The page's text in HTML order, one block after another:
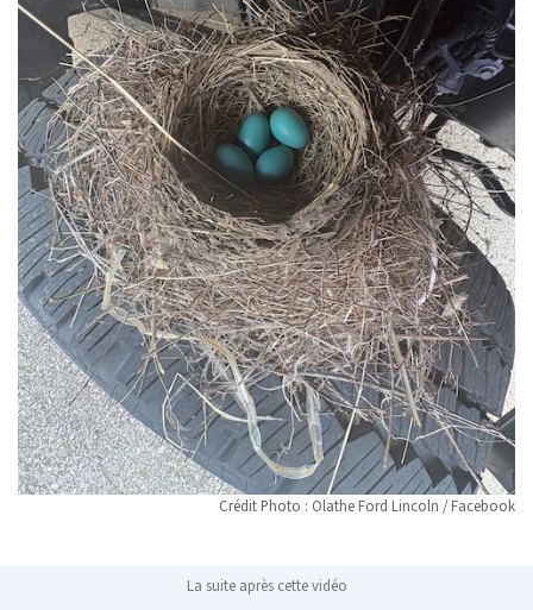
Crédit Photo : Olathe Ford Lincoln / Facebook
La suite après cette vidéo